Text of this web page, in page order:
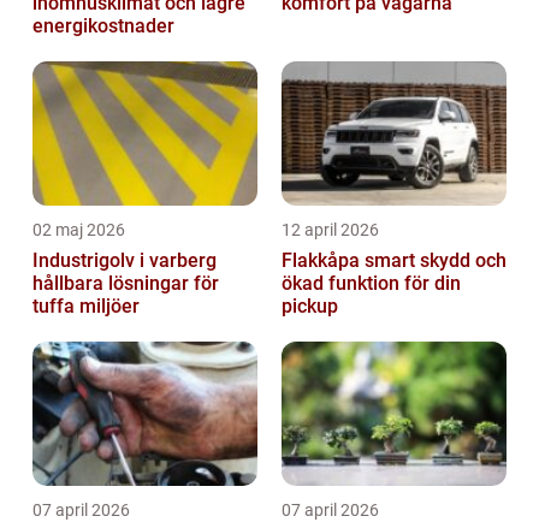
energikostnader
02 maj 2026
Industrigolv i varberg
hållbara lösningar för
tuffa miljöer
12 april 2026
Flakkåpa smart skydd och
ökad funktion för din
pickup
07 april 2026 07 april 2026